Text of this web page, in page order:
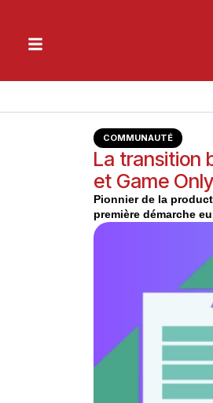
COMMUNAUTÉ
La transition
et Game Only
Pionnier de la
première démarche